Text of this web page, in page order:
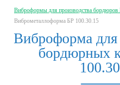
Виброформы для производства бордюров
Виброметаллоформа БР 100.30.15
Виброформа для
бордюрных